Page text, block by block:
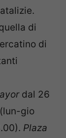
di
di
dal 26
gio
Plaza